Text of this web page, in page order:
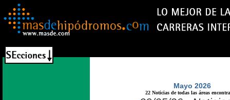
Mayo 2026
22 Noticias de todas las áreas